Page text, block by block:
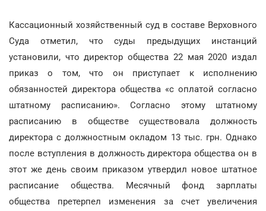
Кассационный хозяйственный суд в составе Верховного
Суда отметил, что суды предыдущих инстанций
установили, что директор общества 22 мая 2020 издал
приказ о том, что он приступает к исполнению
обязанностей директора общества «с оплатой согласно
штатному расписанию». Согласно этому штатному
расписанию в обществе существовала должность
директора с должностным окладом 13 тыс. грн. Однако
после вступления в должность директора общества он в
этот же день своим приказом утвердил новое штатное
расписание общества. Месячный фонд зарплаты
общества претерпел изменения за счет увеличения